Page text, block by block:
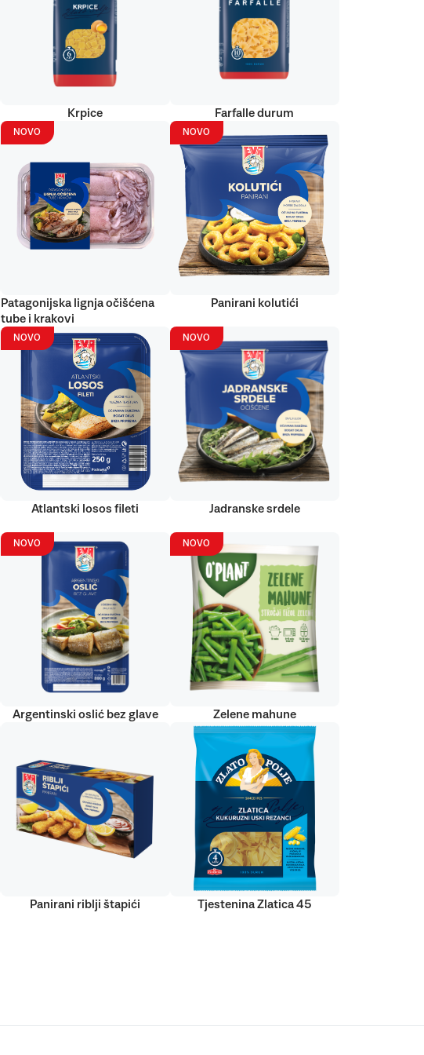
Krpice Farfalle durum
NOVO
Patagonijska lignja očišćena
tube i krakovi
NOVO
Panirani kolutići
NOVO
Atlantski losos fileti
NOVO
Jadranske srdele
NOVO
Argentinski oslić bez glave
NOVO
Zelene mahune
Panirani riblji štapići Tjestenina Zlatica 45